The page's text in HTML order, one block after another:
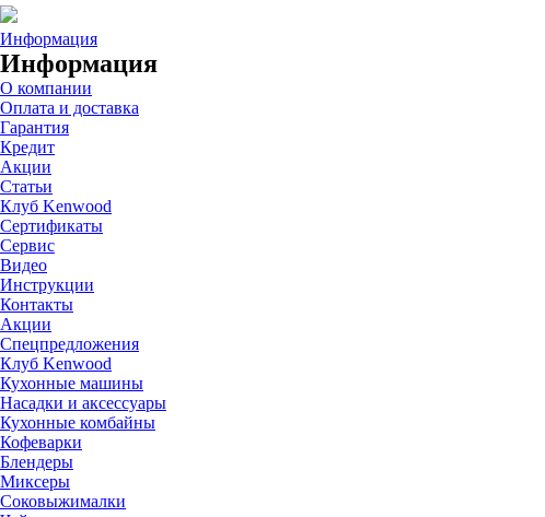
Информация
Информация
О компании
Оплата и доставка
Гарантия
Кредит
Акции
Статьи
Клуб Kenwood
Сертификаты
Сервис
Видео
Инструкции
Контакты
Акции
Спецпредложения
Клуб Kenwood
Кухонные машины
Насадки и аксессуары
Кухонные комбайны
Кофеварки
Блендеры
Миксеры
Соковыжималки